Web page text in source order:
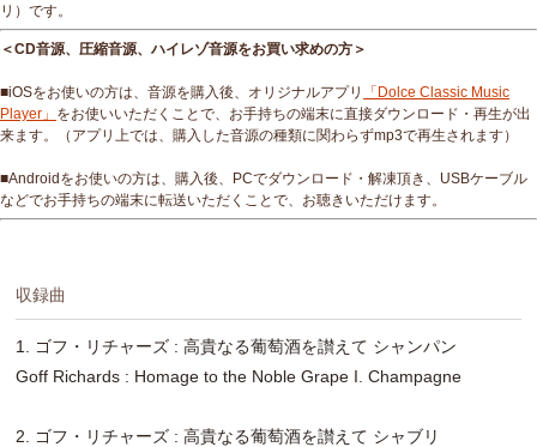
リ）です。
＜CD音源、圧縮音源、ハイレゾ音源をお買い求めの方＞
■iOSをお使いの方は、音源を購入後、オリジナルアプリ
「Dolce Classic Music
Player」 をお使いいただくことで、お手持ちの端末に直接ダウンロード・再生が出
来ます。（アプリ上では、購入した音源の種類に関わらずmp3で再生されます）
■Androidをお使いの方は、購入後、PCでダウンロード・解凍頂き、USBケーブル
などでお手持ちの端末に転送いただくことで、お聴きいただけます。
収録曲
1. ゴフ・リチャーズ : 高貴なる葡萄酒を讃えて シャンパン
Goff Richards : Homage to the Noble Grape I. Champagne
2. ゴフ・リチャーズ : 高貴なる葡萄酒を讃えて シャブリ